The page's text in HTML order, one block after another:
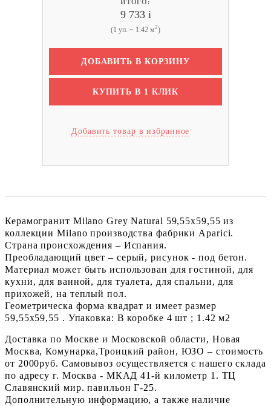
ИТОГО:
9 733 i
(1 уп. ~ 1.42 м2)
ДОБАВИТЬ В КОРЗИНУ
КУПИТЬ В 1 КЛИК
Добавить товар в избранное
Керамогранит Milano Grey Natural 59,55x59,55 из
коллекции Milano производства фабрики Aparici.
Страна происхождения – Испания.
Преобладающий цвет – серый, рисунок - под бетон.
Материал может быть использован для гостиной, для
кухни, для ванной, для туалета, для спальни, для
прихожей, на теплый пол.
Геометрическа форма квадрат и имеет размер
59,55x59,55 . Упаковка: В коробке 4 шт ; 1.42 м2
Доставка по Москве и Московской области, Новая
Москва, Комунарка,Троицкий район, ЮЗО – стоимость
от 2000руб. Самовывоз осуществляется с нашего склада
по адресу г. Москва - МКАД 41-й километр 1. ТЦ
Славянский мир. павильон Г-25.
Дополнительную информацию, а также наличие